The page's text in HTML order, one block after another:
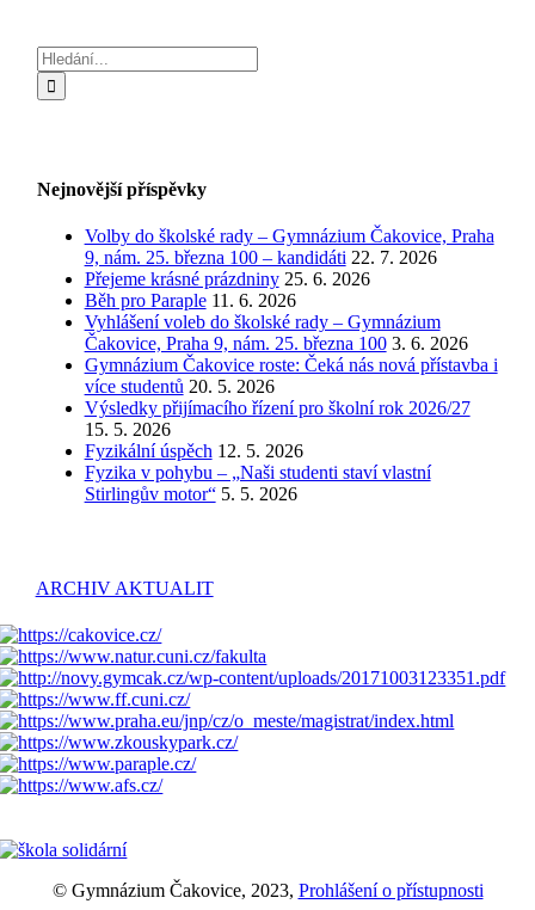
Hledat:
Nejnovější příspěvky
Volby do školské rady – Gymnázium Čakovice, Praha
9, nám. 25. března 100 – kandidáti 22. 7. 2026
Přejeme krásné prázdniny 25. 6. 2026
Běh pro Paraple 11. 6. 2026
Vyhlášení voleb do školské rady – Gymnázium
Čakovice, Praha 9, nám. 25. března 100 3. 6. 2026
Gymnázium Čakovice roste: Čeká nás nová přístavba i
více studentů 20. 5. 2026
Výsledky přijímacího řízení pro školní rok 2026/27
15. 5. 2026
Fyzikální úspěch 12. 5. 2026
Fyzika v pohybu – „Naši studenti staví vlastní
Stirlingův motor“ 5. 5. 2026
ARCHIV AKTUALIT
© Gymnázium Čakovice, 2023, Prohlášení o přístupnosti